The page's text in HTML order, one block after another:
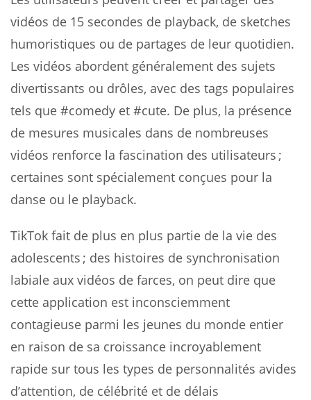
vidéos de 15 secondes de playback, de sketches
humoristiques ou de partages de leur quotidien.
Les vidéos abordent généralement des sujets
divertissants ou drôles, avec des tags populaires
tels que #comedy et #cute. De plus, la présence
de mesures musicales dans de nombreuses
vidéos renforce la fascination des utilisateurs ;
certaines sont spécialement conçues pour la
danse ou le playback.
TikTok fait de plus en plus partie de la vie des
adolescents ; des histoires de synchronisation
labiale aux vidéos de farces, on peut dire que
cette application est inconsciemment
contagieuse parmi les jeunes du monde entier
en raison de sa croissance incroyablement
rapide sur tous les types de personnalités avides
d’attention, de célébrité et de délais